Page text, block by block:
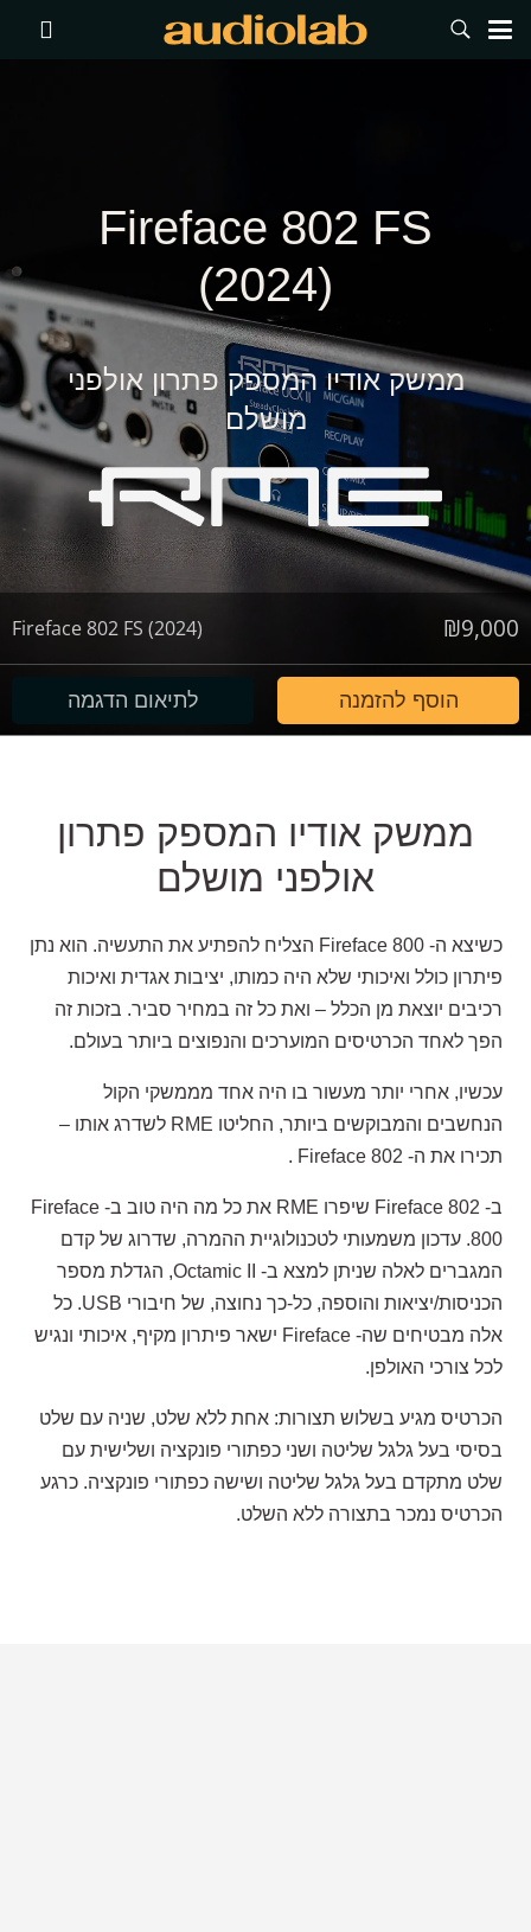
Fireface 802 FS
(2024)
ממשק אודיו המספק פתרון אולפני
מושלם
₪9,000
Fireface 802 FS (2024)
הוסף להזמנה לתיאום הדגמה
ממשק אודיו המספק פתרון
אולפני מושלם
כשיצא ה- Fireface 800 הצליח להפתיע את התעשיה. הוא נתן
פיתרון כולל ואיכותי שלא היה כמותו, יציבות אגדית ואיכות
רכיבים יוצאת מן הכלל – ואת כל זה במחיר סביר. בזכות זה
הפך לאחד הכרטיסים המוערכים והנפוצים ביותר בעולם.
עכשיו, אחרי יותר מעשור בו היה אחד מממשקי הקול
הנחשבים והמבוקשים ביותר, החליטו RME לשדרג אותו –
תכירו את ה- Fireface 802 .
ב- Fireface 802 שיפרו RME את כל מה היה טוב ב- Fireface
800. עדכון משמעותי לטכנולוגיית ההמרה, שדרוג של קדם
המגברים לאלה שניתן למצא ב- Octamic II, הגדלת מספר
הכניסות/יציאות והוספה, כל-כך נחוצה, של חיבורי USB. כל
אלה מבטיחים שה- Fireface ישאר פיתרון מקיף, איכותי ונגיש
לכל צורכי האולפן.
הכרטיס מגיע בשלוש תצורות: אחת ללא שלט, שניה עם שלט
בסיסי בעל גלגל שליטה ושני כפתורי פונקציה ושלישית עם
שלט מתקדם בעל גלגל שליטה ושישה כפתורי פונקציה. כרגע
הכרטיס נמכר בתצורה ללא השלט.